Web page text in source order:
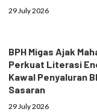
29 July 2026
BPH Migas Ajak
Perkuat Literasi
Kawal Penyaluran
Sasaran
29 July 2026